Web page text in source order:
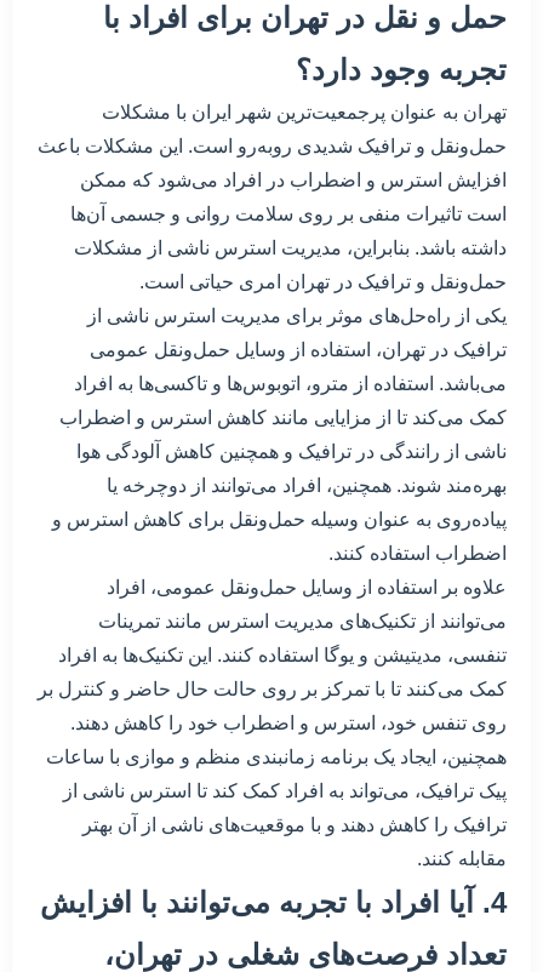
حمل و نقل در تهران برای افراد با
تجربه وجود دارد؟
تهران به عنوان پرجمعیت‌ترین شهر ایران با مشکلات
حمل‌ونقل و ترافیک شدیدی روبه‌رو است. این مشکلات باعث
افزایش استرس و اضطراب در افراد می‌شود که ممکن
است تاثیرات منفی بر روی سلامت روانی و جسمی آن‌ها
داشته باشد. بنابراین، مدیریت استرس ناشی از مشکلات
حمل‌ونقل و ترافیک در تهران امری حیاتی است.
یکی از راه‌حل‌های موثر برای مدیریت استرس ناشی از
ترافیک در تهران، استفاده از وسایل حمل‌ونقل عمومی
می‌باشد. استفاده از مترو، اتوبوس‌ها و تاکسی‌ها به افراد
کمک می‌کند تا از مزایایی مانند کاهش استرس و اضطراب
ناشی از رانندگی در ترافیک و همچنین کاهش آلودگی هوا
بهره‌مند شوند. همچنین، افراد می‌توانند از دوچرخه یا
پیاده‌روی به عنوان وسیله حمل‌ونقل برای کاهش استرس و
اضطراب استفاده کنند.
علاوه بر استفاده از وسایل حمل‌ونقل عمومی، افراد
می‌توانند از تکنیک‌های مدیریت استرس مانند تمرینات
تنفسی، مدیتیشن و یوگا استفاده کنند. این تکنیک‌ها به افراد
کمک می‌کنند تا با تمرکز بر روی حالت حال حاضر و کنترل بر
روی تنفس خود، استرس و اضطراب خود را کاهش دهند.
همچنین، ایجاد یک برنامه زمانبندی منظم و موازی با ساعات
پیک ترافیک، می‌تواند به افراد کمک کند تا استرس ناشی از
ترافیک را کاهش دهند و با موقعیت‌های ناشی از آن بهتر
مقابله کنند.
4. آیا افراد با تجربه می‌توانند با افزایش
تعداد فرصت‌های شغلی در تهران،